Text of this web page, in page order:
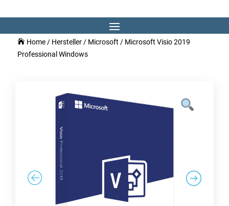
Home/ Hersteller/ Microsoft / Microsoft Visio 2019
Professional Windows